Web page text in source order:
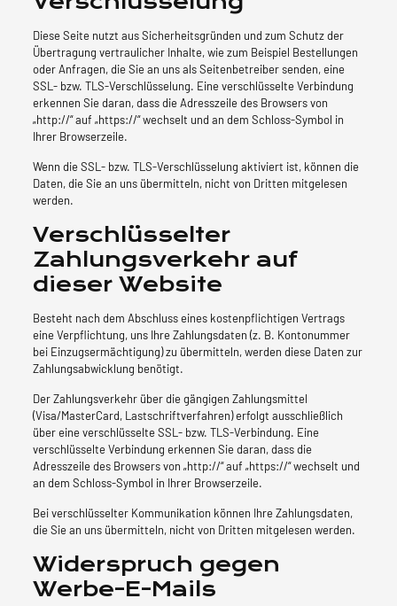
Diese Seite nutzt aus Sicherheitsgründen und zum Schutz der
Übertragung vertraulicher Inhalte, wie zum Beispiel Bestellungen
oder Anfragen, die Sie an uns als Seitenbetreiber senden, eine
SSL- bzw. TLS-Verschlüsselung. Eine verschlüsselte Verbindung
erkennen Sie daran, dass die Adresszeile des Browsers von
„http://“ auf „https://“ wechselt und an dem Schloss-Symbol in
Ihrer Browserzeile.
Wenn die SSL- bzw. TLS-Verschlüsselung aktiviert ist, können die
Daten, die Sie an uns übermitteln, nicht von Dritten mitgelesen
werden.
Verschlüsselter
Zahlungsverkehr auf
dieser Website
Besteht nach dem Abschluss eines kostenpflichtigen Vertrags
eine Verpflichtung, uns Ihre Zahlungsdaten (z. B. Kontonummer
bei Einzugsermächtigung) zu übermitteln, werden diese Daten zur
Zahlungsabwicklung benötigt.
Der Zahlungsverkehr über die gängigen Zahlungsmittel
(Visa/MasterCard, Lastschriftverfahren) erfolgt ausschließlich
über eine verschlüsselte SSL- bzw. TLS-Verbindung. Eine
verschlüsselte Verbindung erkennen Sie daran, dass die
Adresszeile des Browsers von „http://“ auf „https://“ wechselt und
an dem Schloss-Symbol in Ihrer Browserzeile.
Bei verschlüsselter Kommunikation können Ihre Zahlungsdaten,
die Sie an uns übermitteln, nicht von Dritten mitgelesen werden.
Widerspruch gegen
Werbe-E-Mails